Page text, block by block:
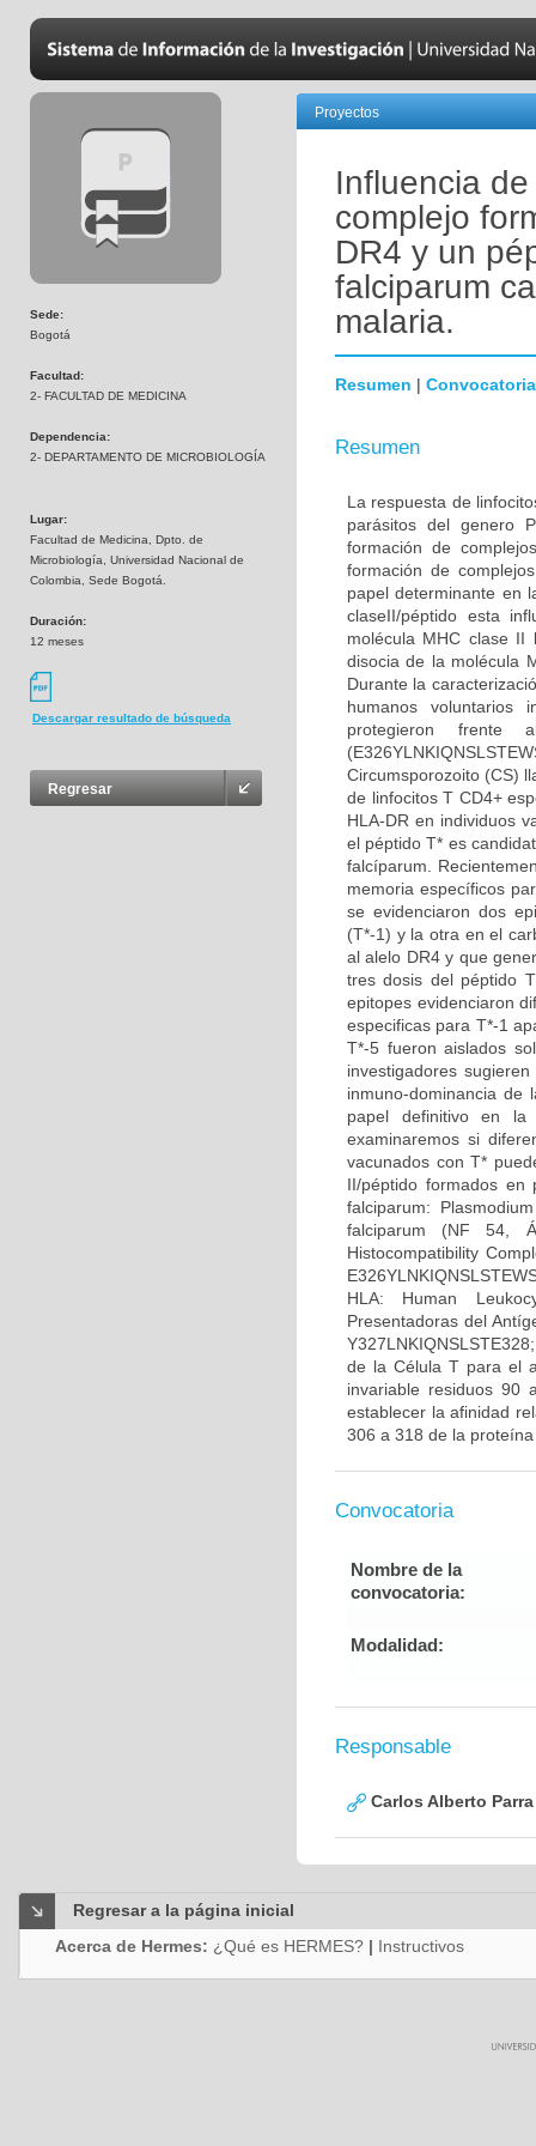
Sede:
Bogotá
Facultad:
2- FACULTAD DE MEDICINA
Dependencia:
2- DEPARTAMENTO DE MICROBIOLOGÍA
Lugar:
Facultad de Medicina, Dpto. de
Microbiología, Universidad Nacional de
Colombia, Sede Bogotá.
Duración:
12 meses
Descargar resultado de búsqueda
Regresar
Proyectos
Influencia
complejo
DR4 y un
falciparum
malaria.
Resumen | Convocatoria
Resumen
La respuesta de
parásitos del genero
formación de
formación de
papel determinante en
claseII/péptido esta
molécula MHC clase
disocia de la molécula
Durante la
humanos voluntarios
protegieron
Circumsporozoito (CS)
de linfocitos T CD4+
HLA-DR en individuos
el péptido T* es
falcíparum.
memoria específicos
se evidenciaron dos
(T*-1) y la otra en el
al alelo DR4 y que
tres dosis del péptido
epitopes evidenciaron
especificas para T*-1
T*-5 fueron aislados
investigadores
inmuno-dominancia de
papel definitivo en
examinaremos si
vacunados con T*
II/péptido formados en
falciparum:
falciparum (NF 54,
Histocompatibility
HLA: Human
Presentadoras del
de la Célula T para el
invariable residuos 90
establecer la afinidad
306 a 318 de la
Convocatoria
Nombre de la
convocatoria:
Modalidad:
Responsable
Carlos Alberto
Regresar a la página inicial
Acerca de Hermes: ¿Qué es HERMES? | Instructivos